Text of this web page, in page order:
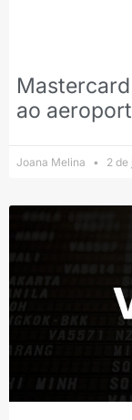
ao
Joana Melina 2 de